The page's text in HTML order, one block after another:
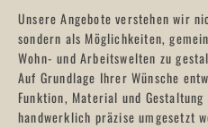
Unsere Angebote verstehen wir
sondern als Möglichkeiten,
Wohn- und Arbeitswelten zu
Auf Grundlage Ihrer Wünsche
Funktion, Material und
handwerklich präzise umgesetzt